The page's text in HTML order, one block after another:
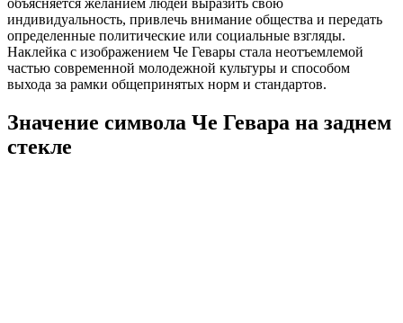
объясняется желанием людей выразить свою
индивидуальность, привлечь внимание общества и передать
определенные политические или социальные взгляды.
Наклейка с изображением Че Гевары стала неотъемлемой
частью современной молодежной культуры и способом
выхода за рамки общепринятых норм и стандартов.
Значение символа Че Гевара на заднем
стекле